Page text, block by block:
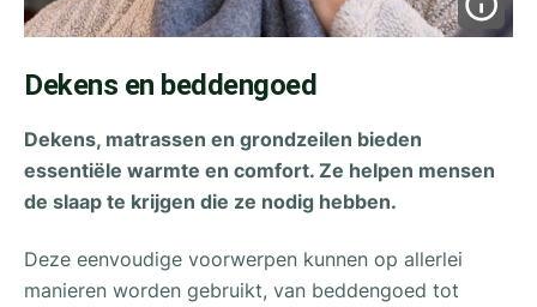
Dekens en beddengoed
Dekens, matrassen en grondzeilen bieden
essentiële warmte en comfort. Ze helpen mensen
de slaap te krijgen die ze nodig hebben.
Deze eenvoudige voorwerpen kunnen op allerlei
manieren worden gebruikt, van beddengoed tot